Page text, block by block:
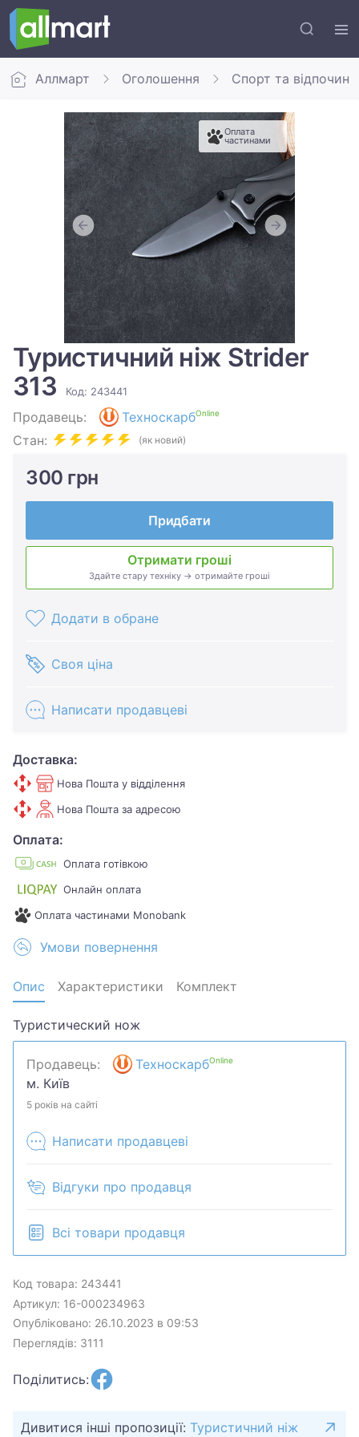
Аллмарт Оголошення Спорт та
Оплата
частинами
Туристичний ніж Strider
313
Код: 243441
Продавець: ТехноскарбOnline
Стан: (як новий)
300 грн
Придбати
Отримати гроші
Здайте стару техніку → отримайте гроші
Додати в обране
Своя ціна
Написати продавцеві
Доставка:
Нова Пошта у відділення
Нова Пошта за адресою
Оплата:
Оплата готівкою
Онлайн оплата
Оплата частинами Monobank
Умови повернення
Опис Характеристики Комплект
Туристический нож
Продавець: ТехноскарбOnline
м. Київ
5 років на сайті
Написати продавцеві
Відгуки про продавця
Всі товари продавця
Код товара: 243441
Артикул: 16-000234963
Опубліковано: 26.10.2023 в 09:53
Переглядів: 3111
Поділитись:
Дивитися інші пропозиції: Туристичний ніж